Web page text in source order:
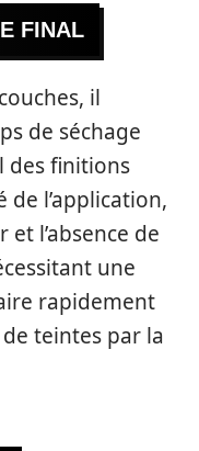
FINAL
il
de séchage
des finitions
l’application,
l’absence de
une
rapidement
teintes par la